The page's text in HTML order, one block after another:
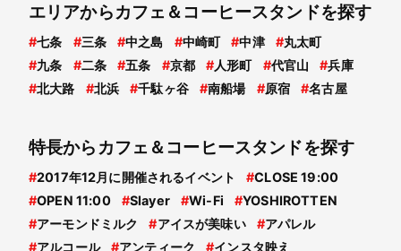
エリアからカフェ＆コーヒースタンドを探す
#七条 #三条 #中之島 #中崎町 #中津 #丸太町
#九条 #二条 #五条 #京都 #人形町 #代官山 #兵庫
#北大路 #北浜 #千駄ヶ谷 #南船場 #原宿 #名古屋
特長からカフェ＆コーヒースタンドを探す
#2017年12月に開催されるイベント #CLOSE 19:00
#OPEN 11:00 #Slayer #Wi-Fi #YOSHIROTTEN
#アーモンドミルク #アイスが美味い #アパレル
#アルコール #アンティーク #インスタ映え